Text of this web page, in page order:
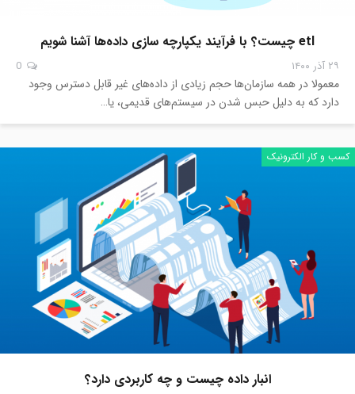
etl چیست؟ با فرآیند یکپارچه سازی داده‌ها آشنا شویم
۲۹ آذر ۱۴۰۰
معمولا در همه سازمان‌ها حجم زیادی از داده‌های غیر قابل دسترس وجود
دارد که به دلیل حبس شدن در سیستم‌های قدیمی، یا…
کسب و کار الکترونیک
انبار داده چیست و چه کاربردی دارد؟